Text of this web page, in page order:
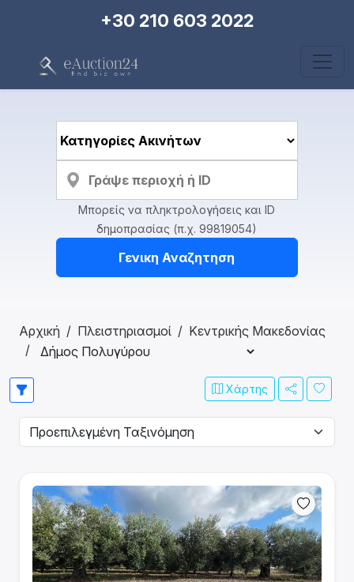
+30 210 603 2022
Μπορείς να πληκτρολογήσεις και ID
δημοπρασίας (π.χ. 99819054)
Γενικη Αναζητηση
Αρχική Πλειστηριασμοί Κεντρικής Μακεδονίας
Χάρτης